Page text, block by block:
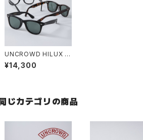
UNCROWD HILUX S
HADE
¥14,300
同じカテゴリの商品